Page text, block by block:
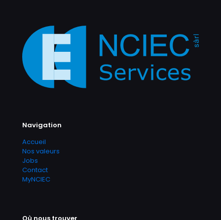
Navigation
Accueil
Nos valeurs
Jobs
Contact
MyNCIEC